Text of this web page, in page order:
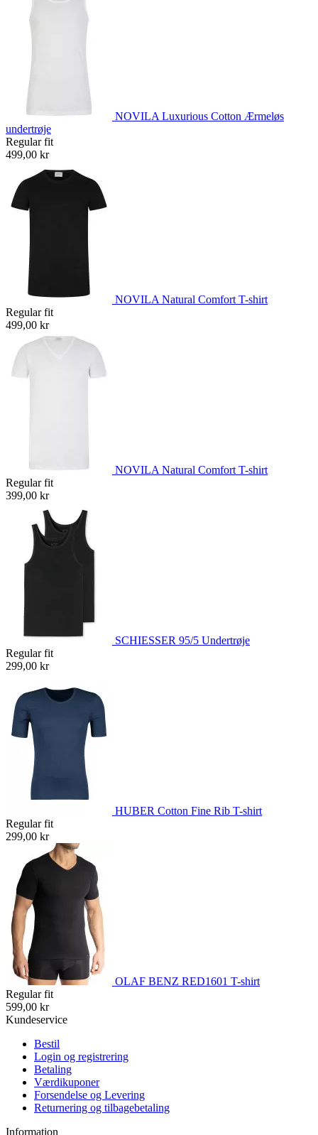
NOVILA Luxurious Cotton Ærmeløs
undertrøje
Regular fit
499,00 kr
NOVILA Natural Comfort T-shirt
Regular fit
499,00 kr
NOVILA Natural Comfort T-shirt
Regular fit
399,00 kr
SCHIESSER 95/5 Undertrøje
Regular fit
299,00 kr
HUBER Cotton Fine Rib T-shirt
Regular fit
299,00 kr
OLAF BENZ RED1601 T-shirt
Regular fit
599,00 kr
Kundeservice
Bestil
Login og registrering
Betaling
Værdikuponer
Forsendelse og Levering
Returnering og tilbagebetaling
Information